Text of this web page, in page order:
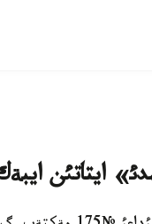
ايتاتئن